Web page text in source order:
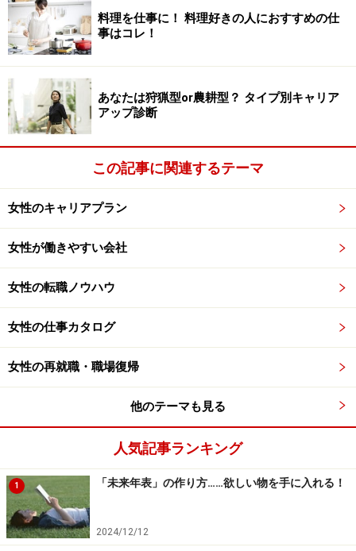
料理を仕事に！ 料理好きの人におすすめの仕
事はコレ！
あなたは狩猟型or農耕型？ タイプ別キャリア
アップ診断
この記事に関連するテーマ
女性のキャリアプラン
女性が働きやすい会社
女性の転職ノウハウ
女性の仕事カタログ
女性の再就職・職場復帰
他のテーマも見る
人気記事ランキング
1 「未来年表」の作り方……欲しい物を手に入れる！
2024/12/12